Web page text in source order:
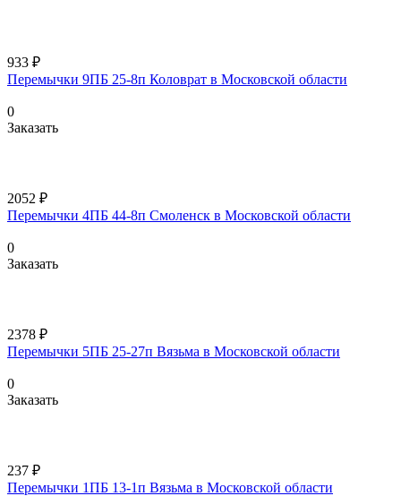
933 ₽
Перемычки 9ПБ 25-8п Коловрат в Московской области
0
Заказать
2052 ₽
Перемычки 4ПБ 44-8п Смоленск в Московской области
0
Заказать
2378 ₽
Перемычки 5ПБ 25-27п Вязьма в Московской области
0
Заказать
237 ₽
Перемычки 1ПБ 13-1п Вязьма в Московской области